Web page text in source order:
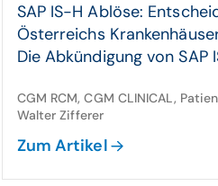
SAP IS-H Ablöse:
Österreichs
Die Abkündigung von SAP
CGM RCM, CGM CLINICAL,
Walter Zifferer
Zum Artikel